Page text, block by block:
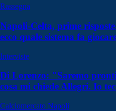
Rassegna
Napoli-Celta, prime
ecco quale sistema fa
Interviste
Di Lorenzo: "Saremo
cosa mi chiede Allegri. Io
Calciomercato Napoli